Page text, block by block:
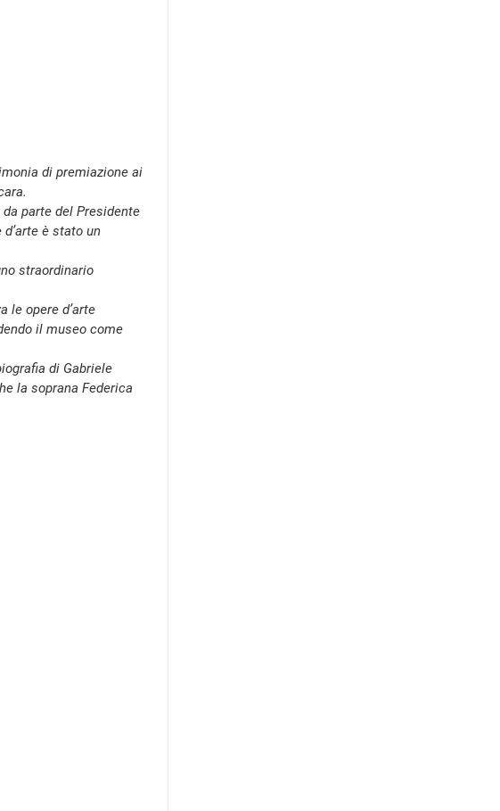
di premiazione ai
parte del Presidente
è stato un
straordinario
le opere d’arte
il museo come
di Gabriele
la soprana Federica